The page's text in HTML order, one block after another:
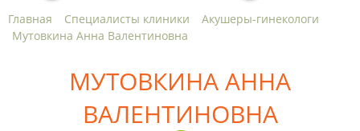
Главная
Специалисты клиники
Акушеры-гинекологи
Мутовкина Анна Валентиновна
МУТОВКИНА АННА
ВАЛЕНТИНОВНА